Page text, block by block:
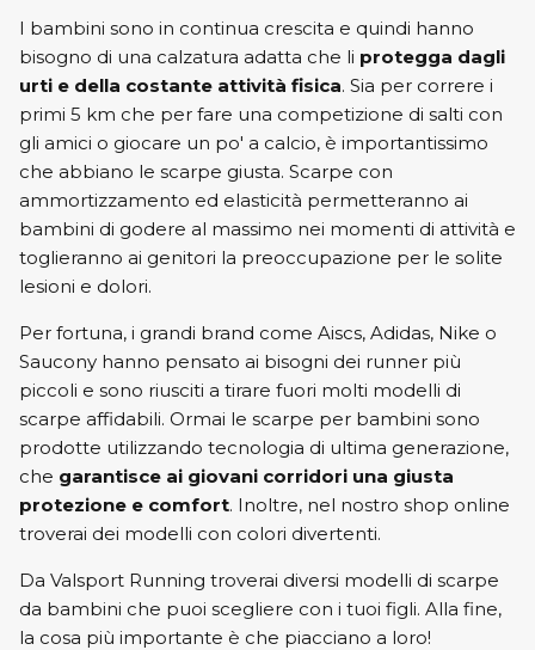
ON
Saucony
Saucony
I bambini sono in continua crescita e quindi hanno
bisogno di una calzatura adatta che li protegga dagli
urti e della costante attività fisica. Sia per correre i
primi 5 km che per fare una competizione di salti con
gli amici o giocare un po' a calcio, è importantissimo
che abbiano le scarpe giusta. Scarpe con
ammortizzamento ed elasticità permetteranno ai
bambini di godere al massimo nei momenti di attività e
toglieranno ai genitori la preoccupazione per le solite
lesioni e dolori.
Per fortuna, i grandi brand come Aiscs, Adidas, Nike o
Saucony hanno pensato ai bisogni dei runner più
piccoli e sono riusciti a tirare fuori molti modelli di
scarpe affidabili. Ormai le scarpe per bambini sono
prodotte utilizzando tecnologia di ultima generazione,
che garantisce ai giovani corridori una giusta
protezione e comfort. Inoltre, nel nostro shop online
troverai dei modelli con colori divertenti.
Da Valsport Running troverai diversi modelli di scarpe
da bambini che puoi scegliere con i tuoi figli. Alla fine,
la cosa più importante è che piacciano a loro!